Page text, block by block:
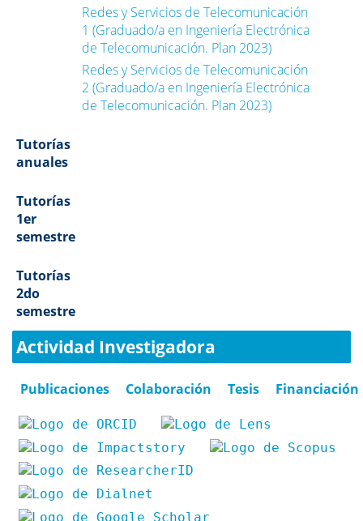
Redes y Servicios de Telecomunicación
1 (Graduado/a en Ingeniería Electrónica
de Telecomunicación. Plan 2023)
Redes y Servicios de Telecomunicación
2 (Graduado/a en Ingeniería Electrónica
de Telecomunicación. Plan 2023)
Tutorías
anuales
Tutorías
1er
semestre
Tutorías
2do
semestre
Actividad Investigadora
Publicaciones Colaboración Tesis Financiación